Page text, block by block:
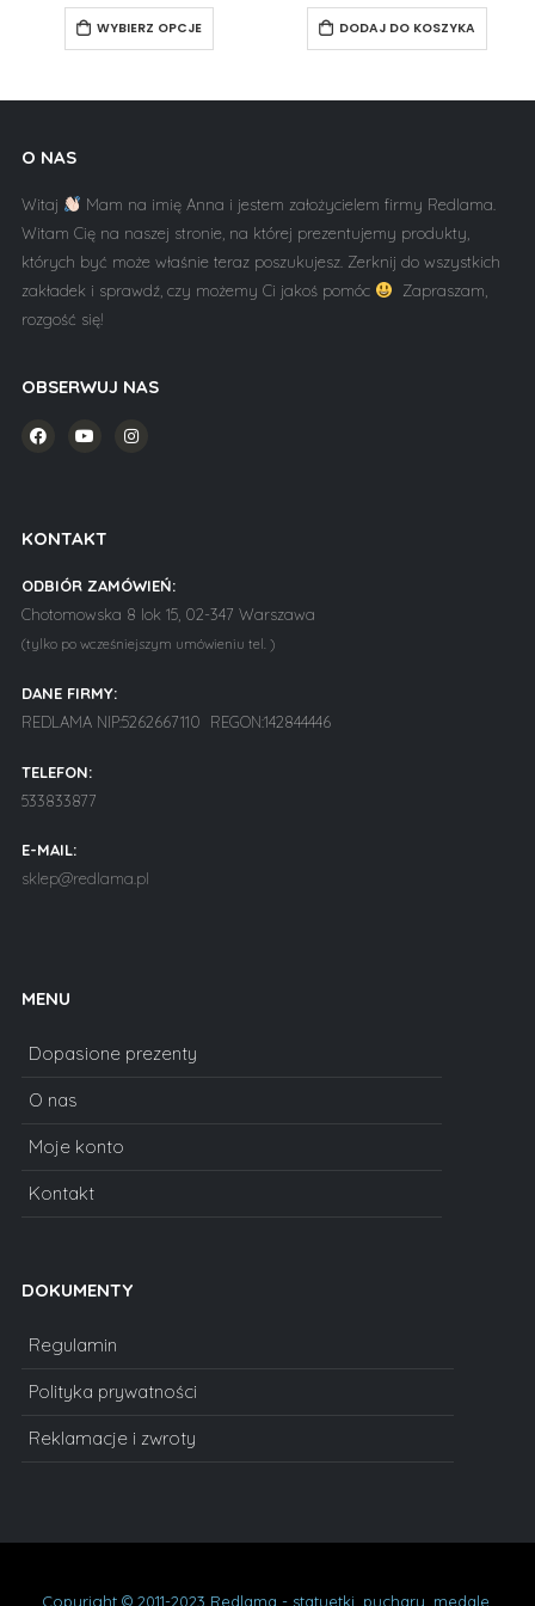
WYBIERZ OPCJE DODAJ DO KOSZYKA
O NAS
Witaj
Mam na imię Anna i jestem założycielem firmy Redlama.
Witam Cię na naszej stronie, na której prezentujemy produkty,
których być może właśnie teraz poszukujesz. Zerknij do wszystkich
zakładek i sprawdź, czy możemy Ci jakoś pomóc
Zapraszam,
rozgość się!
OBSERWUJ NAS
KONTAKT
ODBIÓR ZAMÓWIEŃ:
Chotomowska 8 lok 15, 02-347 Warszawa
(tylko po wcześniejszym umówieniu tel. )
DANE FIRMY:
REDLAMA NIP:5262667110 REGON:142844446
TELEFON:
533833877
E-MAIL:
sklep@redlama.pl
MENU
Dopasione prezenty
O nas
Moje konto
Kontakt
DOKUMENTY
Regulamin
Polityka prywatności
Reklamacje i zwroty
Copyright © 2011-2023 Redlama - statuetki, puchary, medale,